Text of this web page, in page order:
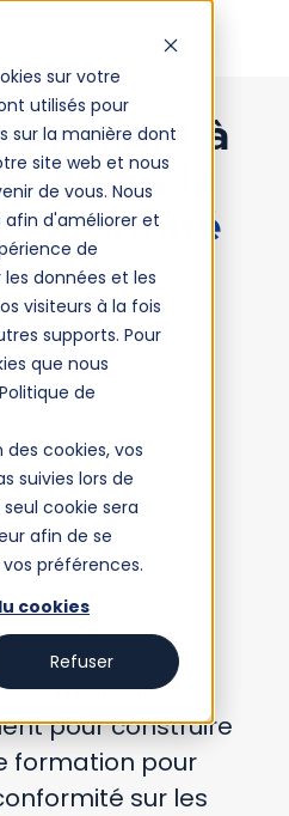
sur votre
utilisés pour
sur la manière dont
site web et nous
de vous. Nous
d'améliorer et
de
données et les
visiteurs à la fois
supports. Pour
que nous
de
cookies, vos
suivies lors de
cookie sera
afin de se
préférences.
cookies
Refuser
à
et à la
de la
centres
en France
du meilleur
pour construire
formation pour
sur les